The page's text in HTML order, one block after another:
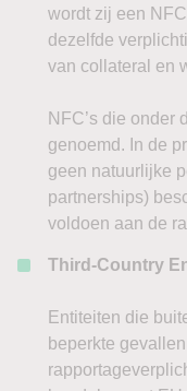
wordt zij een
dezelfde
van collateral en
NFC’s die onder
genoemd. In de
geen natuurlijke
partnerships)
voldoen aan de
Third-Country
Entiteiten die
beperkte